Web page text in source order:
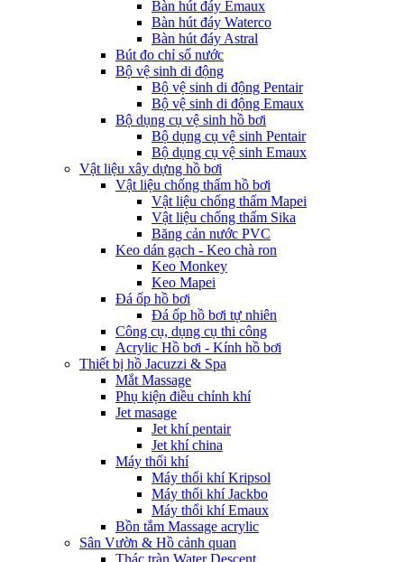
Bàn hút đáy Emaux
Bàn hút đáy Waterco
Bàn hút đáy Astral
Bút đo chỉ số nước
Bộ vệ sinh di động
Bộ vệ sinh di động Pentair
Bộ vệ sinh di động Emaux
Bộ dụng cụ vệ sinh hồ bơi
Bộ dụng cụ vệ sinh Pentair
Bộ dụng cụ vệ sinh Emaux
Vật liệu xây dựng hồ bơi
Vật liệu chống thấm hồ bơi
Vật liệu chống thấm Mapei
Vật liệu chống thấm Sika
Băng cản nước PVC
Keo dán gạch - Keo chà ron
Keo Monkey
Keo Mapei
Đá ốp hồ bơi
Đá ốp hồ bơi tự nhiên
Công cụ, dụng cụ thi công
Acrylic Hồ bơi - Kính hồ bơi
Thiết bị hồ Jacuzzi & Spa
Mắt Massage
Phụ kiện điều chỉnh khí
Jet masage
Jet khí pentair
Jet khí china
Máy thổi khí
Máy thổi khí Kripsol
Máy thổi khí Jackbo
Máy thổi khí Emaux
Bồn tắm Massage acrylic
Sân Vườn & Hồ cảnh quan
Thác tràn Water Descent